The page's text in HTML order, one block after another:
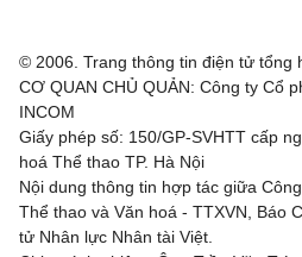
© 2006. Trang thông tin điện tử tổng
CƠ QUAN CHỦ QUẢN: Công ty Cổ
INCOM
Giấy phép số: 150/GP-SVHTT cấp
hoá Thể thao TP. Hà Nội
Nội dung thông tin hợp tác giữa
Thể thao và Văn hoá - TTXVN, Báo
tử Nhân lực Nhân tài Việt.